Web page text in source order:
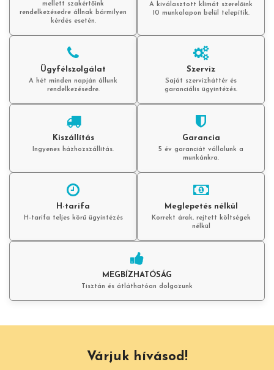
mellett szakértőink
rendelkezésedre állnak bármilyen
kérdés esetén.
A kiválasztott klímát szerelőink
10 munkalapon belül telepítik.
Ügyfélszolgálat
A hét minden napján állunk
rendelkezésedre.
Szerviz
Saját szervizháttér és
garanciális ügyintézés.
Kiszállítás
Ingyenes házhozszállítás.
Garancia
5 év garanciát vállalunk a
munkánkra.
H-tarifa
H-tarifa teljes körű ügyintézés
Meglepetés nélkül
Korrekt árak, rejtett költségek
nélkül
MEGBÍZHATÓSÁG
Tisztán és átláthatóan dolgozunk
Várjuk hívásod!